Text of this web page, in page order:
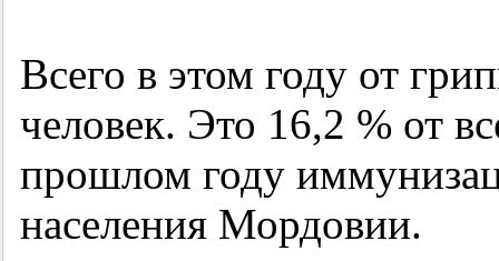
Всего в этом году от
человек. Это 16,2 % от
прошлом году
населения Мордовии.